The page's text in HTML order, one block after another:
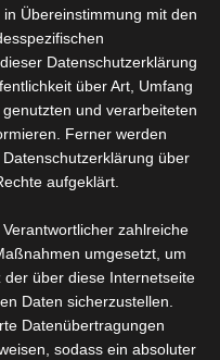
Methode. Im
ist die
und regt nicht den
mit
glatt und zart, da das
gleichzeitig wie ein
Übereinstimmung mit den
Datenschutzerklärung
über Art, Umfang
und verarbeiteten
Ferner werden
über
aufgeklärt.
zahlreiche
umgesetzt, um
über diese Internetseite
Daten sicherzustellen.
Datenübertragungen
sodass ein absoluter